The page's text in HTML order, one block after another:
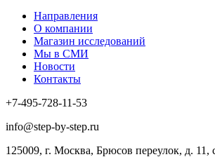
Направления
О компании
Магазин исследований
Мы в СМИ
Новости
Контакты
+7-495-728-11-53
info@step-by-step.ru
125009, г. Москва, Брюсов переулок, д. 11,